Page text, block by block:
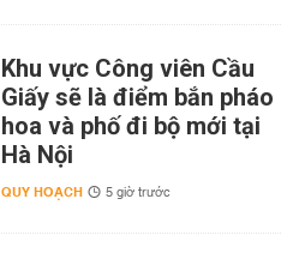
Khu vực Công viên Cầu
Giấy sẽ là điểm bắn pháo
hoa và phố đi bộ mới tại
Hà Nội
QUY HOẠCH 5 giờ trước